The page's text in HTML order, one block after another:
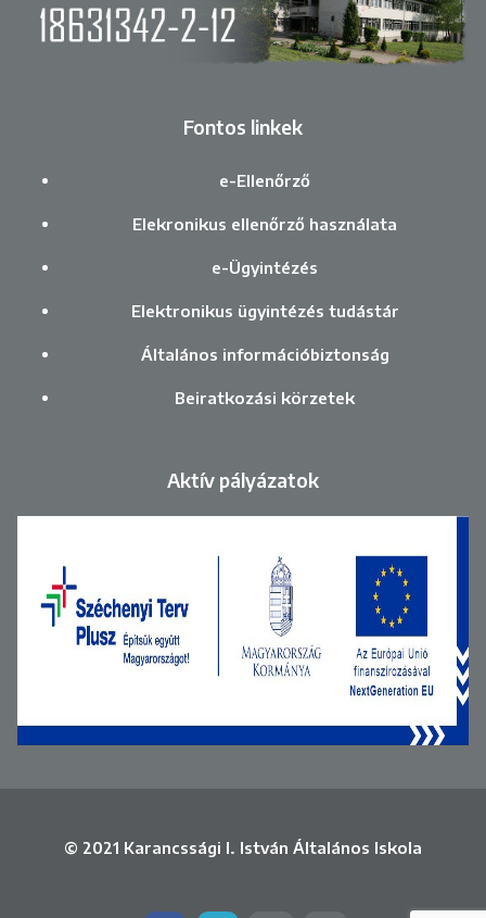
Fontos linkek
e-Ellenőrző
Elekronikus ellenőrző használata
e-Ügyintézés
Elektronikus ügyintézés tudástár
Általános információbiztonság
Beiratkozási körzetek
Aktív pályázatok
© 2021 Karancssági I. István Általános Iskola